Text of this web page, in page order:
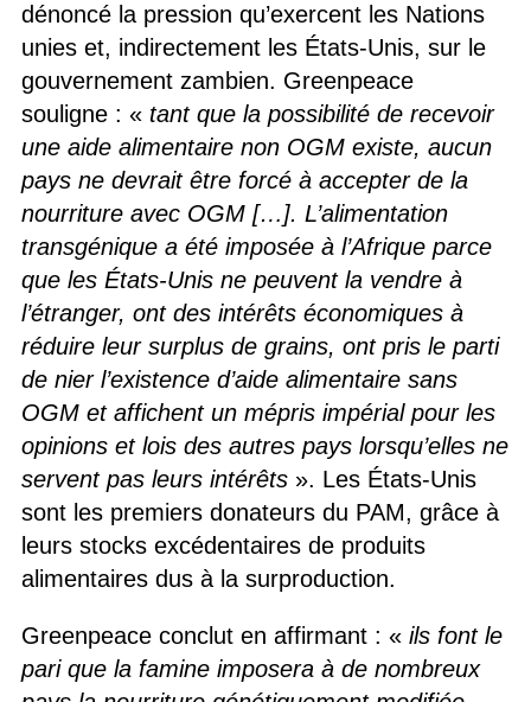
dénoncé la pression qu’exercent les Nations
unies et, indirectement les États-Unis, sur le
gouvernement zambien. Greenpeace
souligne : « tant que la possibilité de recevoir
une aide alimentaire non OGM existe, aucun
pays ne devrait être forcé à accepter de la
nourriture avec OGM […]. L’alimentation
transgénique a été imposée à l’Afrique parce
que les États-Unis ne peuvent la vendre à
l’étranger, ont des intérêts économiques à
réduire leur surplus de grains, ont pris le parti
de nier l’existence d’aide alimentaire sans
OGM et affichent un mépris impérial pour les
opinions et lois des autres pays lorsqu’elles ne
servent pas leurs intérêts». Les États-Unis
sont les premiers donateurs du PAM, grâce à
leurs stocks excédentaires de produits
alimentaires dus à la surproduction.
Greenpeace conclut en affirmant : « ils font le
pari que la famine imposera à de nombreux